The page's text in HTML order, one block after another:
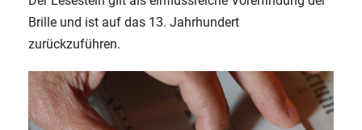
Brille und ist auf das 13. Jahrhundert
zurückzuführen.